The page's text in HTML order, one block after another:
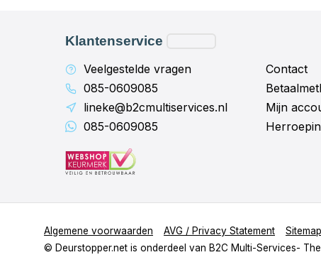
Klantenservice
Veelgestelde vragen
085-0609085
lineke@b2cmultiservices.nl
085-0609085
Contact
Mijn
Algemene voorwaarden AVG / Privacy Statement
Sitemap
© Deurstopper.net is onderdeel van B2C Multi-Services-